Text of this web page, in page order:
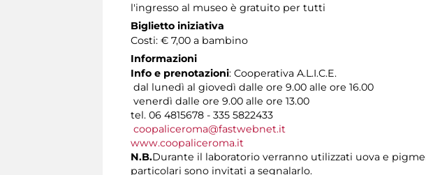
l'ingresso al museo è gratuito per tutti
Biglietto iniziativa
Costi: € 7,00 a bambino
Informazioni
Info e prenotazioni: Cooperativa A.L.I.C.E.
dal lunedì al giovedì dalle ore 9.00 alle ore 16.00
venerdì dalle ore 9.00 alle ore 13.00
tel. 06 4815678 - 335 5822433
coopaliceroma@fastwebnet.it
www.coopaliceroma.it
N.B.Durante il laboratorio verranno utilizzati uova e
particolari sono invitati a segnalarlo.